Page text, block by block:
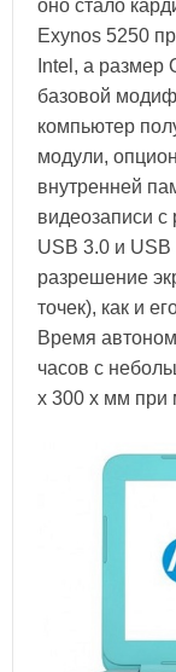
оно стало
Exynos 5250
Intel, а размер
базовой
компьютер
модули,
внутренней
видеозаписи
USB 3.0 и
разрешение
точек), как и
Время
часов с
х 300 х мм при